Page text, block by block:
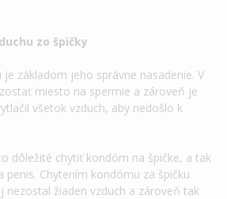
zo špičky
základom jeho správne nasadenie. V
miesto na spermie a zároveň je
všetok vzduch, aby nedošlo k
dôležité chytiť kondóm na špičke, a tak
Chytením kondómu za špičku
nezostal žiaden vzduch a zároveň tak